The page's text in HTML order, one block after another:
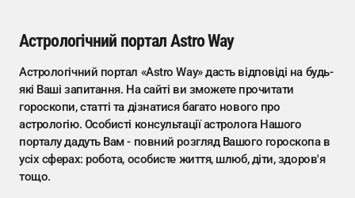
Астрологічний портал Astro Way
Астрологічний портал «Astro Way» дасть відповіді на будь-
які Ваші запитання. На сайті ви зможете прочитати
гороскопи, статті та дізнатися багато нового про
астрологію. Особисті консультації астролога Нашого
порталу дадуть Вам - повний розгляд Вашого гороскопа в
усіх сферах: робота, особисте життя, шлюб, діти, здоров'я
тощо.